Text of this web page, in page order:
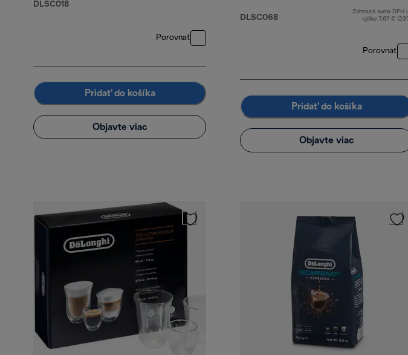
DLSC018
Porovnať
Pridať do košíka
Objavte viac
DLSC068
Zahrnutá suma DPH
výške 7,67 €
Porovnať
Pridať do košíka
Objavte viac